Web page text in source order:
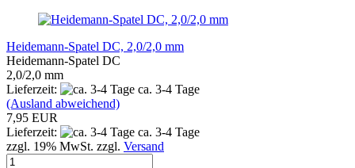
Heidemann-Spatel DC, 2,0/2,0 mm
Heidemann-Spatel DC
2,0/2,0 mm
Lieferzeit:
ca. 3-4 Tage
(Ausland abweichend)
7,95 EUR
Lieferzeit:
ca. 3-4 Tage
zzgl. 19% MwSt. zzgl. Versand